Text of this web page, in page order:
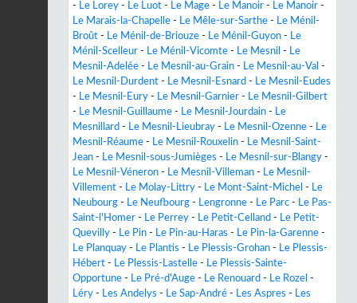
- Le Lorey - Le Luot - Le Mage - Le Manoir - Le Manoir -
Le Marais-la-Chapelle - Le Mêle-sur-Sarthe - Le Ménil-
Broût - Le Ménil-de-Briouze - Le Ménil-Guyon - Le
Ménil-Scelleur - Le Ménil-Vicomte - Le Mesnil - Le
Mesnil-Adelée - Le Mesnil-au-Grain - Le Mesnil-au-Val -
Le Mesnil-Durdent - Le Mesnil-Esnard - Le Mesnil-Eudes
- Le Mesnil-Eury - Le Mesnil-Garnier - Le Mesnil-Gilbert
- Le Mesnil-Guillaume - Le Mesnil-Jourdain - Le
Mesnillard - Le Mesnil-Lieubray - Le Mesnil-Ozenne - Le
Mesnil-Réaume - Le Mesnil-Rouxelin - Le Mesnil-Saint-
Jean - Le Mesnil-sous-Jumièges - Le Mesnil-sur-Blangy -
Le Mesnil-Véneron - Le Mesnil-Villeman - Le Mesnil-
Villement - Le Molay-Littry - Le Mont-Saint-Michel - Le
Neubourg - Le Neufbourg - Lengronne - Le Parc - Le Pas-
Saint-l'Homer - Le Perrey - Le Petit-Celland - Le Petit-
Quevilly - Le Pin - Le Pin-au-Haras - Le Pin-la-Garenne -
Le Planquay - Le Plantis - Le Plessis-Grohan - Le Plessis-
Hébert - Le Plessis-Lastelle - Le Plessis-Sainte-
Opportune - Le Pré-d'Auge - Le Renouard - Le Rozel -
Léry - Les Andelys - Le Sap-André - Les Aspres - Les